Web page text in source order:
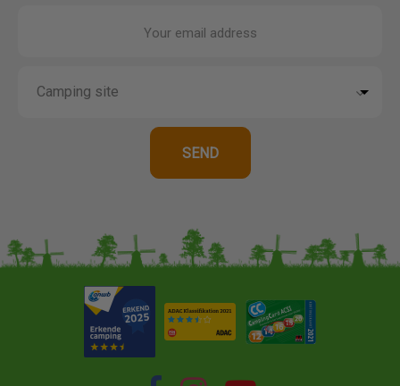
Your email address